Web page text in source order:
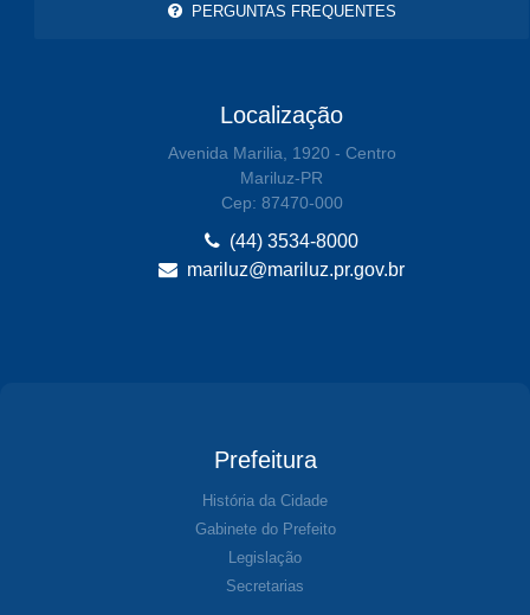
PERGUNTAS FREQUENTES
Localização
Avenida Marilia, 1920 - Centro
Mariluz-PR
Cep: 87470-000
(44) 3534-8000
mariluz@mariluz.pr.gov.br
Prefeitura
História da Cidade
Gabinete do Prefeito
Legislação
Secretarias